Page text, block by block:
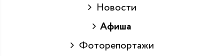
Новости
Афиша
Фоторепортажи